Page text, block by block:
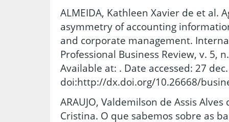
ALMEIDA, Kathleen Xavier de et al.
asymmetry of accounting
and corporate management.
Professional Business Review, v. 5,
Available at: . Date accessed: 27
doi:http://dx.doi.org/10.26668/
ARAUJO, Valdemilson de Assis Alves
Cristina. O que sabemos sobre as